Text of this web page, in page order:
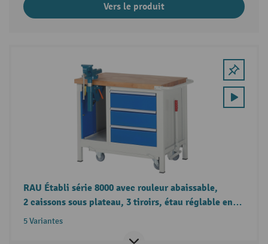
Vers le produit
RAU Établi série 8000 avec rouleur abaissable,
2 caissons sous plateau, 3 tiroirs, étau réglable en
hauteur, hauteur 880 mm
5 Variantes